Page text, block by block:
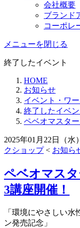
会社概要
ブランド
コーポレ
メニューを閉じる
終了したイベント
HOME
お知らせ
イベント・ワ
終了したイベン
ペベオマスター
2025年01月22日（水）
クショップ< お知ら
ペベオマス
3講座開催！
「環境にやさしい
ン発売記念」